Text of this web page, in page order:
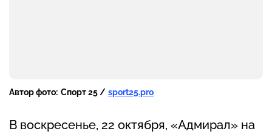
Автор фото: Спорт 25 / sport25.pro
В воскресенье, 22 октября, «Адмирал» на